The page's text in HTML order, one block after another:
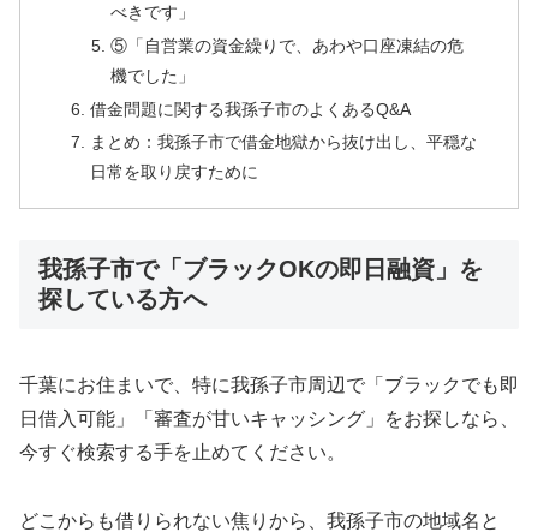
べきです」
⑤「自営業の資金繰りで、あわや口座凍結の危
機でした」
借金問題に関する我孫子市のよくあるQ&A
まとめ：我孫子市で借金地獄から抜け出し、平穏な
日常を取り戻すために
我孫子市で「ブラックOKの即日融資」を
探している方へ
千葉にお住まいで、特に我孫子市周辺で「ブラックでも即
日借入可能」「審査が甘いキャッシング」をお探しなら、
今すぐ検索する手を止めてください。
どこからも借りられない焦りから、我孫子市の地域名と